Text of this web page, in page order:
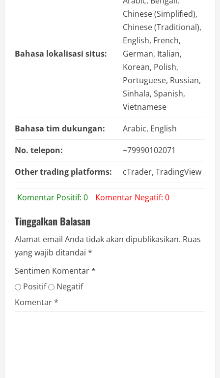
Bahasa lokalisasi situs:
Chinese (Simplified),
Chinese (Traditional),
English, French,
German, Italian,
Korean, Polish,
Portuguese, Russian,
Sinhala, Spanish,
Vietnamese
Bahasa tim dukungan:
Arabic, English
No. telepon:
+79990102071
Other trading platforms:
cTrader, TradingView
Komentar Positif: 0 Komentar Negatif: 0
Tinggalkan Balasan
Alamat email Anda tidak akan dipublikasikan. Ruas
yang wajib ditandai *
Sentimen Komentar*
Positif
Negatif
Komentar*